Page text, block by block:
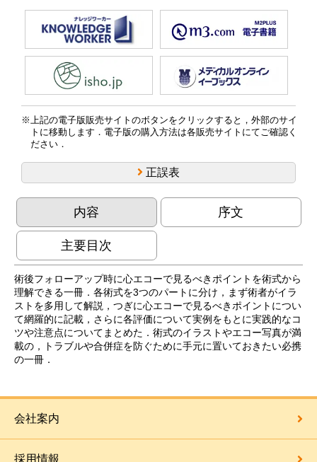
上記の電子版販売サイトのボタンをクリックすると，外部のサイ
トに移動します．電子版の購入方法は各販売サイトにてご確認く
ださい．
正誤表
内容 序文
主要目次
術後フォローアップ時に心エコーで見るべきポイントを術式から
理解できる一冊．各術式を3つのパートに分け，まず術者がイラ
ストを多用して解説，つぎに心エコーで見るべきポイントについ
て網羅的に記載，さらに各評価について実例をもとに実践的なコ
ツや注意点についてまとめた．術式のイラストやエコー写真が満
載の，トラブルや合併症を防ぐために手元に置いておきたい必携
の一冊．
会社案内
採用情報